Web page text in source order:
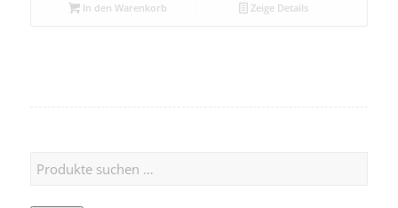
In den Warenkorb Zeige Details